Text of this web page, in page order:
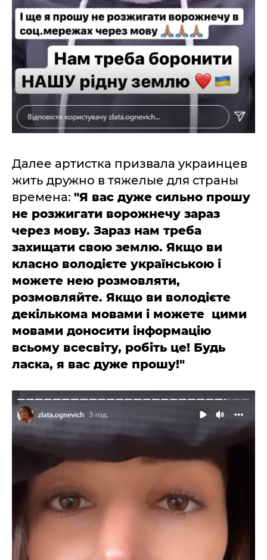
Далее артистка призвала украинцев
жить дружно в тяжелые для страны
времена: "Я вас дуже сильно прошу
не розжигати ворожнечу зараз
через мову. Зараз нам треба
захищати свою землю. Якщо ви
класно володієте українською і
можете нею розмовляти,
розмовляйте. Якщо ви володієте
декількома мовами і можете цими
мовами доносити інформацію
всьому всесвіту, робіть це! Будь
ласка, я вас дуже прошу!"